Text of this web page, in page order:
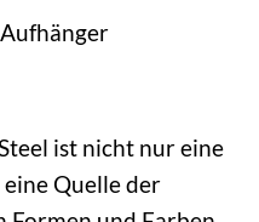
ist nicht nur eine
Quelle der